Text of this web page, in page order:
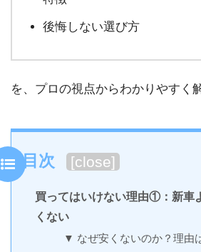
後悔しない選び方
を、プロの視点からわかりやすく
目次 [close]
買ってはいけない理由①：新車
くない
▼ なぜ安くないのか？理由